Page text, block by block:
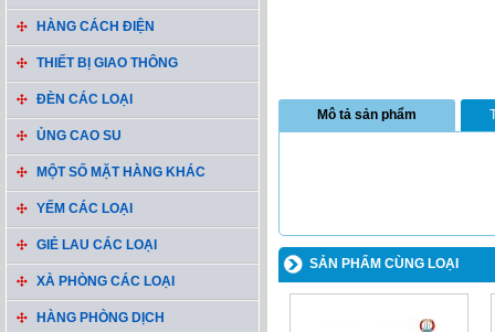
HÀNG CÁCH ĐIỆN
THIẾT BỊ GIAO THÔNG
ĐÈN CÁC LOẠI
ỦNG CAO SU
MỘT SỐ MẶT HÀNG KHÁC
YẾM CÁC LOẠI
GIẺ LAU CÁC LOẠI
XÀ PHÒNG CÁC LOẠI
HÀNG PHÒNG DỊCH
Mô tả sản phẩm
SẢN PHẨM CÙNG LOẠI